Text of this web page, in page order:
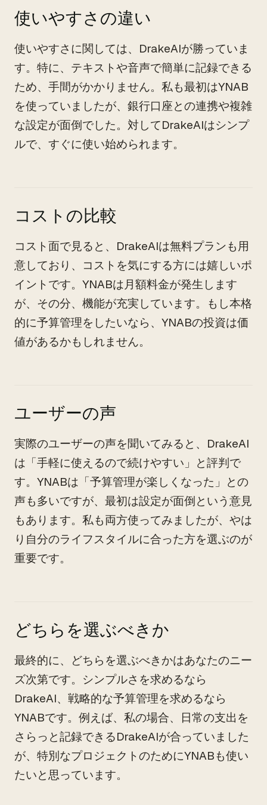
使いやすさの違い
使いやすさに関しては、DrakeAIが勝っていま
す。特に、テキストや音声で簡単に記録できる
ため、手間がかかりません。私も最初はYNAB
を使っていましたが、銀行口座との連携や複雑
な設定が面倒でした。対してDrakeAIはシンプ
ルで、すぐに使い始められます。
コストの比較
コスト面で見ると、DrakeAIは無料プランも用
意しており、コストを気にする方には嬉しいポ
イントです。YNABは月額料金が発生します
が、その分、機能が充実しています。もし本格
的に予算管理をしたいなら、YNABの投資は価
値があるかもしれません。
ユーザーの声
実際のユーザーの声を聞いてみると、DrakeAI
は「手軽に使えるので続けやすい」と評判で
す。YNABは「予算管理が楽しくなった」との
声も多いですが、最初は設定が面倒という意見
もあります。私も両方使ってみましたが、やは
り自分のライフスタイルに合った方を選ぶのが
重要です。
どちらを選ぶべきか
最終的に、どちらを選ぶべきかはあなたのニー
ズ次第です。シンプルさを求めるなら
DrakeAI、戦略的な予算管理を求めるなら
YNABです。例えば、私の場合、日常の支出を
さらっと記録できるDrakeAIが合っていました
が、特別なプロジェクトのためにYNABも使い
たいと思っています。